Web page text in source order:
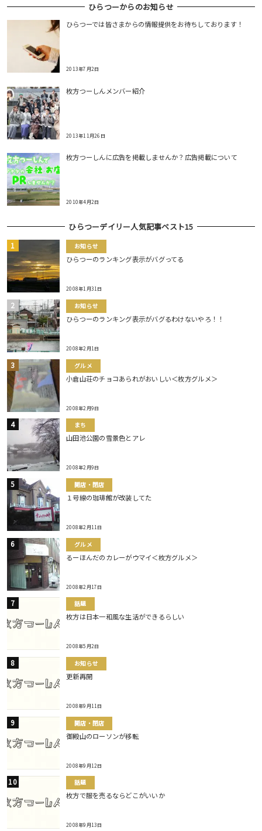
ひらつーからのお知らせ
ひらつーでは皆さまからの情報提供をお待ちしております！
2013年7月2日
枚方つーしんメンバー紹介
2013年11月26日
枚方つーしんに広告を掲載しませんか？広告掲載について
2010年4月2日
ひらつーデイリー人気記事ベスト15
お知らせ
ひらつーのランキング表示がバグってる
2008年1月31日
お知らせ
ひらつーのランキング表示がバグるわけないやろ！！
2008年2月1日
グルメ
小倉山荘のチョコあられがおいしい＜枚方グルメ＞
2008年2月9日
まち
山田池公園の雪景色とアレ
2008年2月9日
開店・閉店
１号線の珈琲館が改装してた
2008年2月11日
グルメ
るーほんだのカレーがウマイ＜枚方グルメ＞
2008年2月17日
話題
枚方は日本一和風な生活ができるらしい
2008年5月2日
お知らせ
更新再開
2008年9月11日
開店・閉店
御殿山のローソンが移転
2008年9月12日
話題
枚方で服を売るならどこがいいか
2008年9月13日